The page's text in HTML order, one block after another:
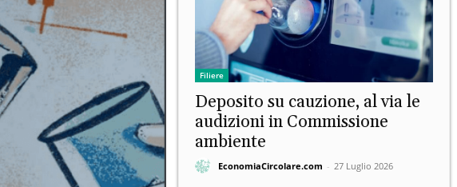
Filiere
Deposito su cauzione, al via le
audizioni in Commissione
ambiente
EconomiaCircolare.com - 27 Luglio 2026